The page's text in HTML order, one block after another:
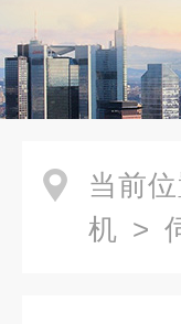
当前位
机 >